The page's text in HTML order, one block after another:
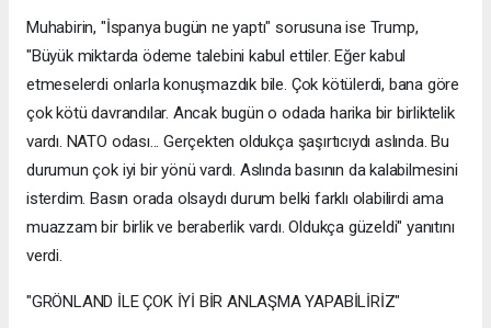
Muhabirin, "İspanya bugün ne yaptı" sorusuna ise Trump,
"Büyük miktarda ödeme talebini kabul ettiler. Eğer kabul
etmeselerdi onlarla konuşmazdık bile. Çok kötülerdi, bana göre
çok kötü davrandılar. Ancak bugün o odada harika bir birliktelik
vardı. NATO odası... Gerçekten oldukça şaşırtıcıydı aslında. Bu
durumun çok iyi bir yönü vardı. Aslında basının da kalabilmesini
isterdim. Basın orada olsaydı durum belki farklı olabilirdi ama
muazzam bir birlik ve beraberlik vardı. Oldukça güzeldi" yanıtını
verdi.
"GRÖNLAND İLE ÇOK İYİ BİR ANLAŞMA YAPABİLİRİZ"